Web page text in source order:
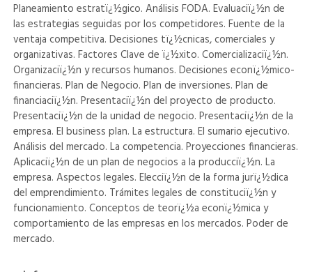
Planeamiento estratï¿½gico. Análisis FODA. Evaluaciï¿½n de
las estrategias seguidas por los competidores. Fuente de la
ventaja competitiva. Decisiones tï¿½cnicas, comerciales y
organizativas. Factores Clave de ï¿½xito. Comercializaciï¿½n.
Organizaciï¿½n y recursos humanos. Decisiones econï¿½mico-
financieras. Plan de Negocio. Plan de inversiones. Plan de
financiaciï¿½n. Presentaciï¿½n del proyecto de producto.
Presentaciï¿½n de la unidad de negocio. Presentaciï¿½n de la
empresa. El business plan. La estructura. El sumario ejecutivo.
Análisis del mercado. La competencia. Proyecciones financieras.
Aplicaciï¿½n de un plan de negocios a la producciï¿½n. La
empresa. Aspectos legales. Elecciï¿½n de la forma jurï¿½dica
del emprendimiento. Trámites legales de constituciï¿½n y
funcionamiento. Conceptos de teorï¿½a econï¿½mica y
comportamiento de las empresas en los mercados. Poder de
mercado.